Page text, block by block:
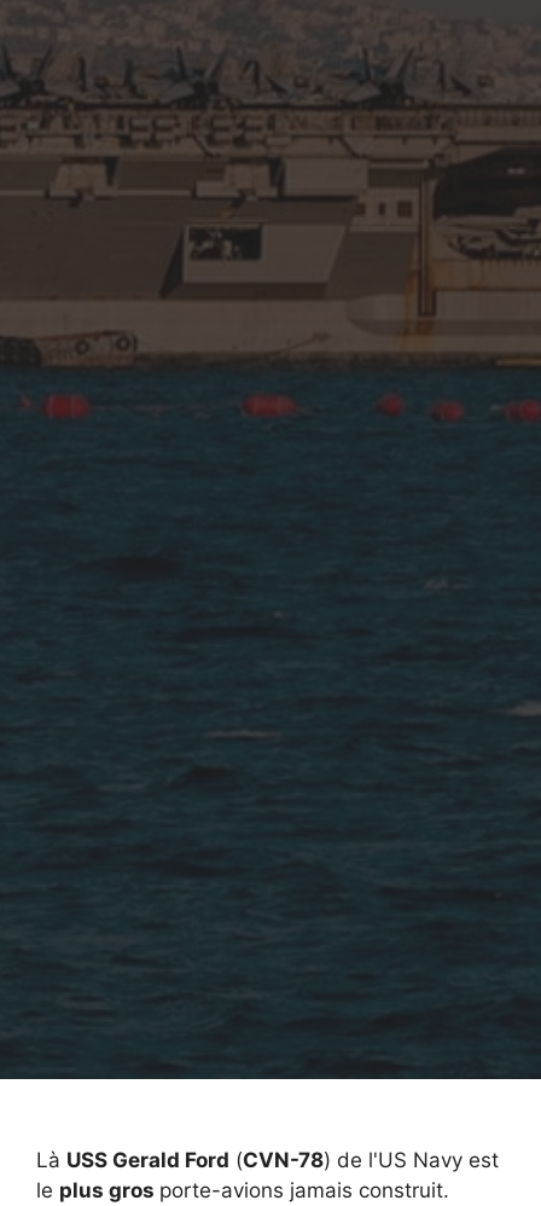
Là USS Gerald Ford (CVN-78) de l'US Navy est
le plus gros porte-avions jamais construit.